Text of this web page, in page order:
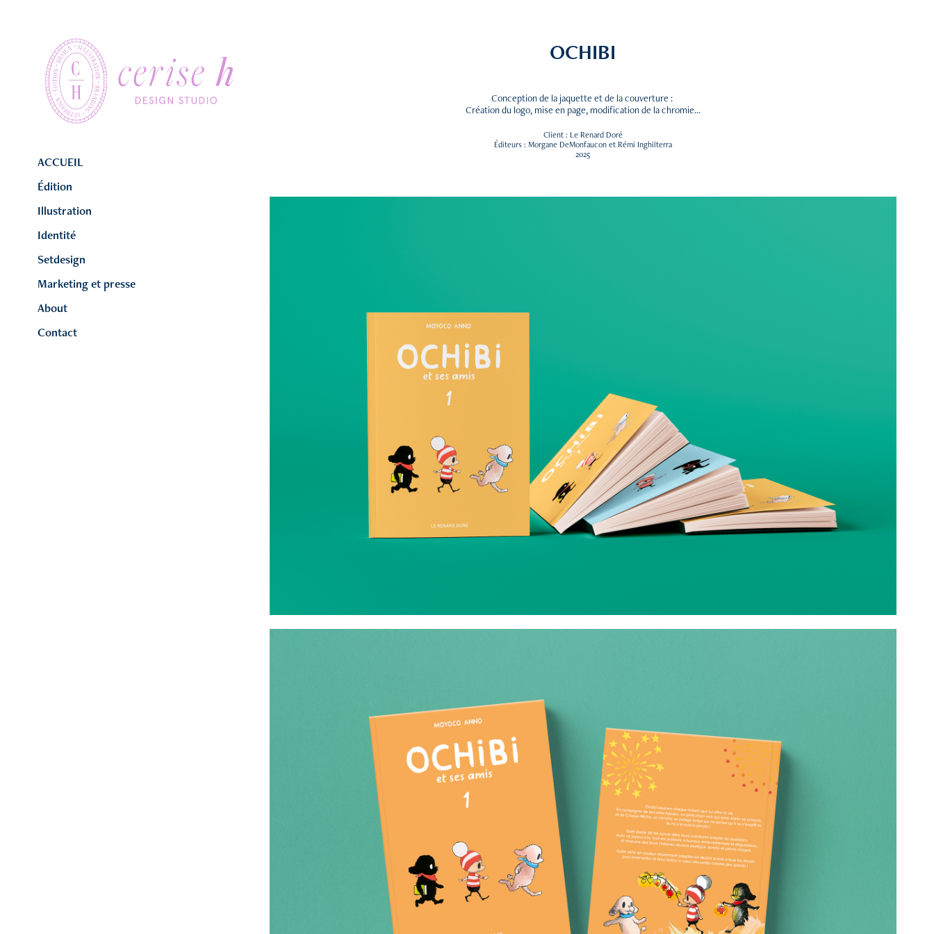
ACCUEIL
Édition
Illustration
Identité
Setdesign
Marketing et presse
About
Contact
OCHIBI
Conception de la jaquette et de la couverture :
Création du logo, mise en page, modification de la chromie...
Client : Le Renard Doré
Éditeurs : Morgane DeMonfaucon et Rémi Inghilterra
2025